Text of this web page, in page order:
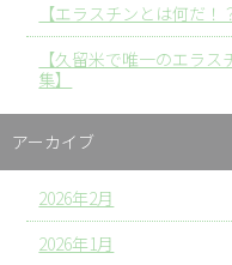
【エラスチンとは何だ！
【久留米で唯一のエラ
集】
アーカイブ
2026年2月
2026年1月